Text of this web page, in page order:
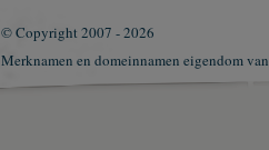
© Copyright 2007 - 2026
Merknamen en domeinnamen eigendom van